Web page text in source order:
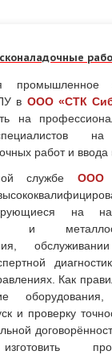
промышленное
в ООО «СТК
на
работ и ввода
службе ООО
на
и
Как
и проверку